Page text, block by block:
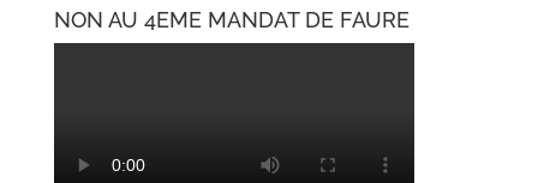
NON AU 4EME MANDAT DE FAURE